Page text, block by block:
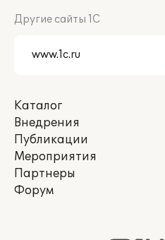
Другие сайты 1С
Каталог
Внедрения
Публикации
Мероприятия
Партнеры
Форум